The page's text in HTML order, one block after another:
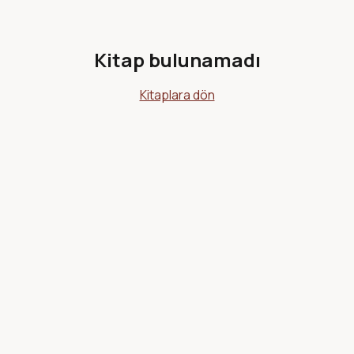
Kitap bulunamadı
Kitaplara dön